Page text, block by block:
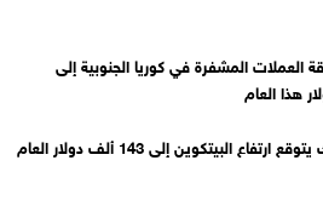
العملات المشفرة في كوريا الجنوبية إلى
هذا العام
سيتي بنك يتوقع ارتفاع البيتكوين إلى 143 ألف دولار العام